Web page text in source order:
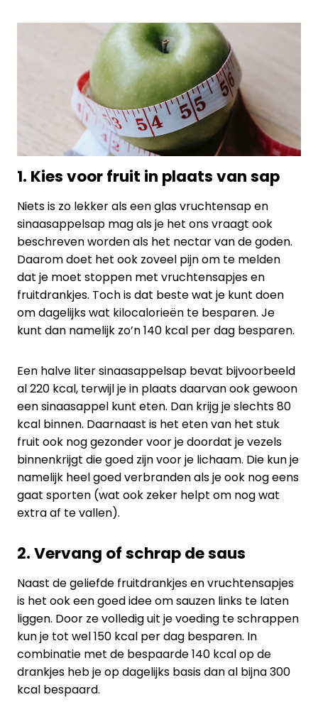
1. Kies voor fruit in plaats van sap
Niets is zo lekker als een glas vruchtensap en
sinaasappelsap mag als je het ons vraagt ook
beschreven worden als het nectar van de goden.
Daarom doet het ook zoveel pijn om te melden
dat je moet stoppen met vruchtensapjes en
fruitdrankjes. Toch is dat beste wat je kunt doen
om dagelijks wat kilocalorieën te besparen. Je
kunt dan namelijk zo’n 140 kcal per dag besparen.
Een halve liter sinaasappelsap bevat bijvoorbeeld
al 220 kcal, terwijl je in plaats daarvan ook gewoon
een sinaasappel kunt eten. Dan krijg je slechts 80
kcal binnen. Daarnaast is het eten van het stuk
fruit ook nog gezonder voor je doordat je vezels
binnenkrijgt die goed zijn voor je lichaam. Die kun je
namelijk heel goed verbranden als je ook nog eens
gaat sporten (wat ook zeker helpt om nog wat
extra af te vallen).
2. Vervang of schrap de saus
Naast de geliefde fruitdrankjes en vruchtensapjes
is het ook een goed idee om sauzen links te laten
liggen. Door ze volledig uit je voeding te schrappen
kun je tot wel 150 kcal per dag besparen. In
combinatie met de bespaarde 140 kcal op de
drankjes heb je op dagelijks basis dan al bijna 300
kcal bespaard.